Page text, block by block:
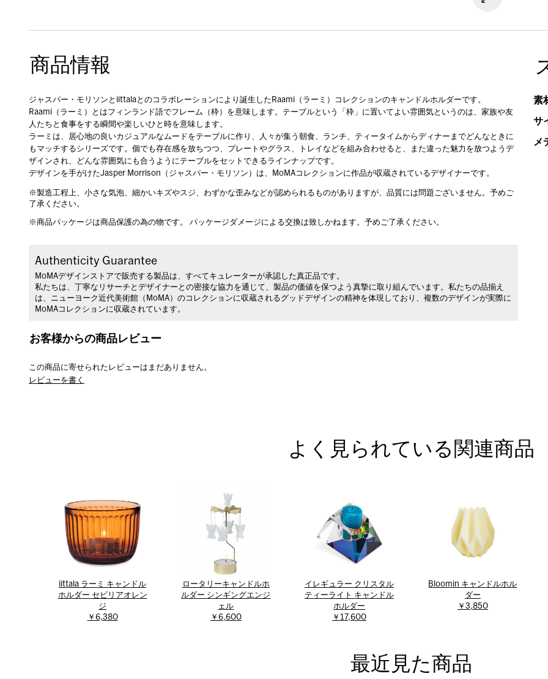
商品情報
ジャスパー・モリソンとiittalaとのコラボレーションにより誕生したRaami（ラーミ）コレクションのキャンドルホルダーです。
Raami（ラーミ）とはフィンランド語でフレーム（枠）を意味します。テーブルという「枠」に置いてよい雰囲気というのは、家族や友
人たちと食事をする瞬間や楽しいひと時を意味します。
ラーミは、居心地の良いカジュアルなムードをテーブルに作り、人々が集う朝食、ランチ、ティータイムからディナーまでどんなときに
もマッチするシリーズです。個でも存在感を放ちつつ、プレートやグラス、トレイなどを組み合わせると、また違った魅力を放つようデ
ザインされ、どんな雰囲気にも合うようにテーブルをセットできるラインナップです。
デザインを手がけたJasper Morrison（ジャスパー・モリソン）は、MoMAコレクションに作品が収蔵されているデザイナーです。
※製造工程上、小さな気泡、細かいキズやスジ、わずかな歪みなどが認められるものがありますが、品質には問題ございません。予めご
了承ください。
※商品パッケージは商品保護の為の物です。 パッケージダメージによる交換は致しかねます。予めご了承ください。
Authenticity Guarantee
MoMAデザインストアで販売する製品は、すべてキュレーターが承認した真正品です。
私たちは、丁寧なリサーチとデザイナーとの密接な協力を通じて、製品の価値を保つよう真摯に取り組んでいます。私たちの品揃え
は、ニューヨーク近代美術館（MoMA）のコレクションに収蔵されるグッドデザインの精神を体現しており、複数のデザインが実際に
MoMAコレクションに収蔵されています。
素
サ
メ
お客様からの商品レビュー
この商品に寄せられたレビューはまだありません。
レビューを書く
よく見られている関連商品
iittala ラーミ キャンドル
ホルダー セビリアオレン
ジ
￥6,380
ロータリーキャンドルホ
ルダー シンギングエンジ
ェル
￥6,600
イレギュラー クリスタル
ティーライト キャンドル
ホルダー
￥17,600
Bloomin キャンドルホル
ダー
￥3,850
最近見た商品